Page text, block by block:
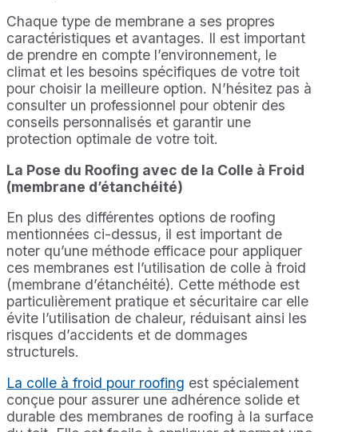
Chaque type de membrane a ses propres
caractéristiques et avantages. Il est important
de prendre en compte l’environnement, le
climat et les besoins spécifiques de votre toit
pour choisir la meilleure option. N’hésitez pas à
consulter un professionnel pour obtenir des
conseils personnalisés et garantir une
protection optimale de votre toit.
La Pose du Roofing avec de la Colle à Froid
(membrane d’étanchéité)
En plus des différentes options de roofing
mentionnées ci-dessus, il est important de
noter qu’une méthode efficace pour appliquer
ces membranes est l’utilisation de colle à froid
(membrane d’étanchéité). Cette méthode est
particulièrement pratique et sécuritaire car elle
évite l’utilisation de chaleur, réduisant ainsi les
risques d’accidents et de dommages
structurels.
La colle à froid pour roofing est spécialement
conçue pour assurer une adhérence solide et
durable des membranes de roofing à la surface